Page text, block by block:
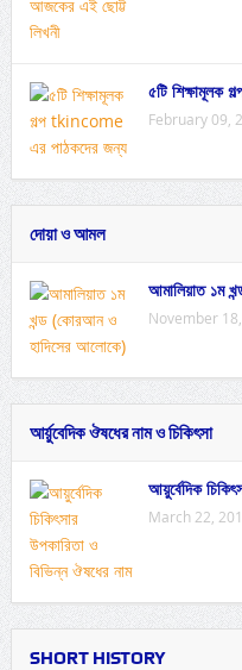
৫টি
February 09,
দোয়া ও আমল
আমালিয়াত ১ম
November
আর্য়ুবেদিক ঔষধের নাম ও চিকিৎসা
আয়ুর্বেদিক
March 22,
SHORT HISTORY